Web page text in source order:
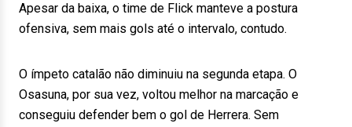
Apesar da baixa, o time de Flick manteve a postura
ofensiva, sem mais gols até o intervalo, contudo.
O ímpeto catalão não diminuiu na segunda etapa. O
Osasuna, por sua vez, voltou melhor na marcação e
conseguiu defender bem o gol de Herrera. Sem